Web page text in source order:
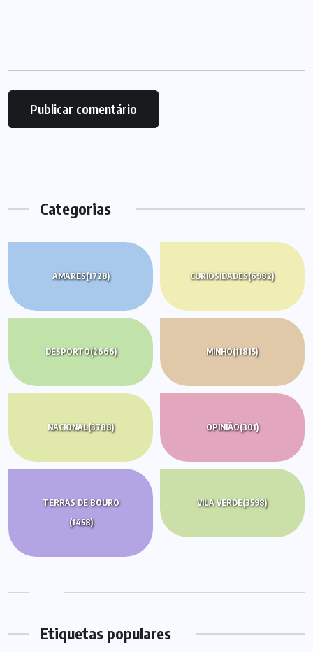
Categorias
AMARES(1728) CURIOSIDADES(6982)
DESPORTO(2666) MINHO(11815)
NACIONAL(3788) OPINIÃO(301)
TERRAS DE BOURO
(1458)
VILA VERDE(3598)
Etiquetas populares